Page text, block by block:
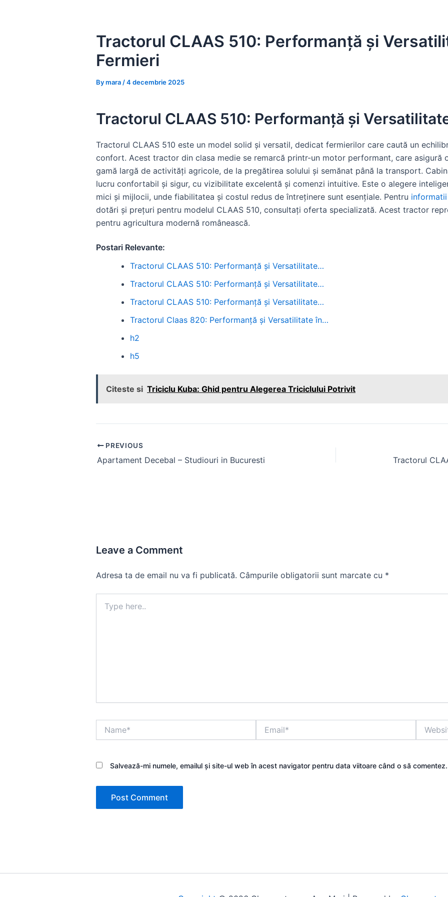
Tractorul CLAAS 510: Performanță și
Fermieri
Bymara /4 decembrie 2025
Tractorul CLAAS 510: Performanță și
Tractorul CLAAS 510 este un model solid și versatil, dedicat fermierilor care caută un
confort. Acest tractor din clasa medie se remarcă printr-un motor performant, care asigură
gamă largă de activități agricole, de la pregătirea solului și semănat până la transport.
lucru confortabil și sigur, cu vizibilitate excelentă și comenzi intuitive. Este o alegere
mici și mijlocii, unde fiabilitatea și costul redus de întreținere sunt esențiale. Pentru
dotări și prețuri pentru modelul CLAAS 510, consultați oferta specializată. Acest tractor
pentru agricultura modernă românească.
Postari Relevante:
Tractorul CLAAS 510: Performanță și Versatilitate…
Tractorul CLAAS 510: Performanță și Versatilitate…
Tractorul CLAAS 510: Performanță și Versatilitate…
Tractorul Claas 820: Performanță și Versatilitate în…
h2
h5
Citeste si Triciclu Kuba: Ghid pentru Alegerea Triciclului Potrivit
Post
navigation
PREVIOUS
Apartament Decebal – Studiouri in Bucuresti
Leave a Comment
Adresa ta de email nu va fi publicată. Câmpurile obligatorii sunt marcate cu *
here..
Salvează-mi numele, emailul și site-ul web în acest navigator pentru data viitoare când o să comentez.